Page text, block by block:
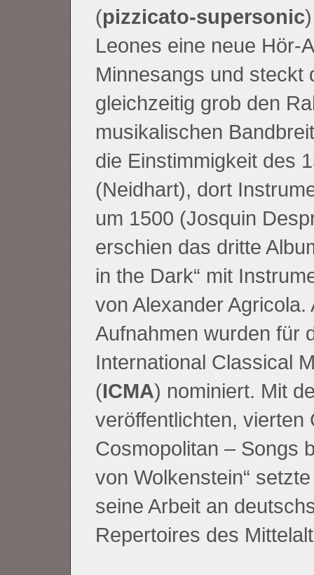
(pizzicato-supersonic
Leones eine neue Hör-
Minnesangs und steckt
gleichzeitig grob den
musikalischen
die Einstimmigkeit des
(Neidhart), dort
um 1500 (Josquin
erschien das dritte
in the Dark“ mit
von Alexander Agricola.
Aufnahmen wurden für
International Classical
(ICMA) nominiert. Mit
veröffentlichten, vierten
Cosmopolitan – Songs
von Wolkenstein“
seine Arbeit an
Repertoires des